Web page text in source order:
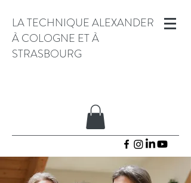
LA TECHNIQUE ALEXANDER
À COLOGNE ET À
STRASBOURG